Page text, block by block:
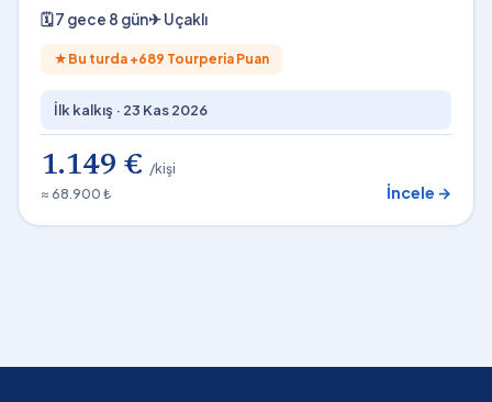
🗓7 gece 8 gün✈Uçaklı
★ Bu turda +689 Tourperia Puan
İlk kalkış · 23 Kas 2026
1.149 € /kişi
≈ 68.900 ₺
İncele →